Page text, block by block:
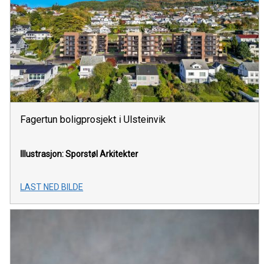
Fagertun boligprosjekt i Ulsteinvik
Illustrasjon: Sporstøl Arkitekter
LAST NED BILDE